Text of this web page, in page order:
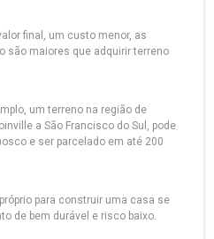
final, um custo menor, as
são maiores que adquirir terreno
um terreno na região de
a São Francisco do Sul, pode
e ser parcelado em até 200
para construir uma casa se
de bem durável e risco baixo.